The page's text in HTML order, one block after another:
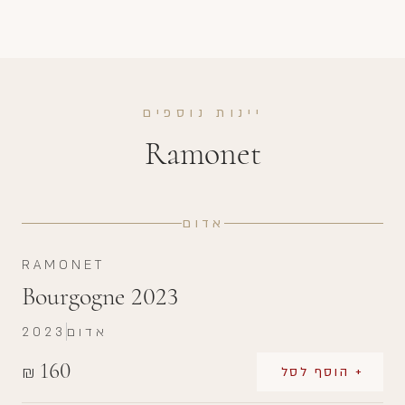
יינות נוספים
Ramonet
אדום
RAMONET
Bourgogne 2023
₪ 160 + הוסף לסל
2023 אדום